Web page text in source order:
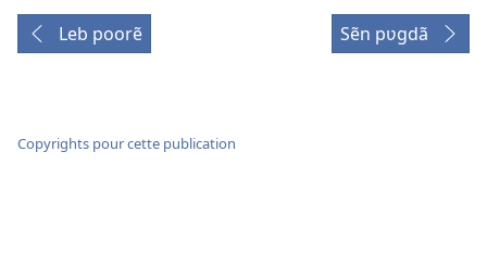
Leb poorẽ Sẽn pʋgdã
Copyrights pour cette publication